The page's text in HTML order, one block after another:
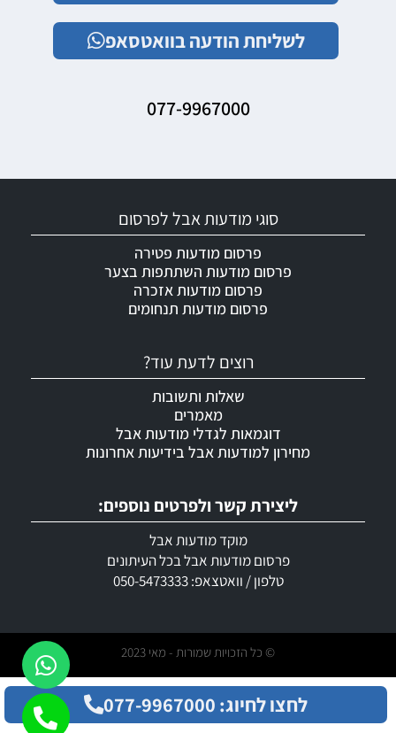
לשליחת הודעה בוואטסאפ
077-9967000
ליצירת קשר ולפרטים נוספים:
מוקד מודעות אבל
פרסום מודעות אבל בכל העיתונים
טלפון / וואטצאפ: 050-5473333
רוצים לדעת עוד?
שאלות ותשובות
מאמרים
דוגמאות לגדלי מודעות אבל
מחירון למודעות אבל בידיעות אחרונות
סוגי מודעות אבל לפרסום
פרסום מודעות פטירה
פרסום מודעות השתתפות בצער
פרסום מודעות אזכרה
פרסום מודעות תנחומים
© כל הזכויות שמורות - מאי 2023
לחצו לחיוג: 077-9967000